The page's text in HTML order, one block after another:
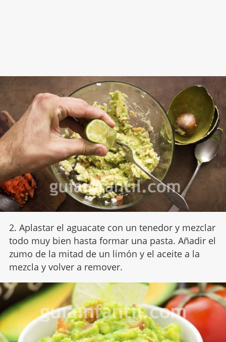
2. Aplastar el aguacate con un tenedor y mezclar
todo muy bien hasta formar una pasta. Añadir el
zumo de la mitad de un limón y el aceite a la
mezcla y volver a remover.